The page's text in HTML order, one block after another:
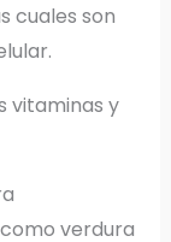
cuales son
vitaminas y
verdura